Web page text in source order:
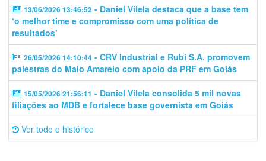
13/06/2026 13:46:52 - Daniel Vilela destaca que a base tem
‘o melhor time e compromisso com uma política de
resultados’
26/05/2026 14:10:44 - CRV Industrial e Rubi S.A. promovem
palestras do Maio Amarelo com apoio da PRF em Goiás
15/05/2026 21:56:11 - Daniel Vilela consolida 5 mil novas
filiações ao MDB e fortalece base governista em Goiás
Ver todo o histórico